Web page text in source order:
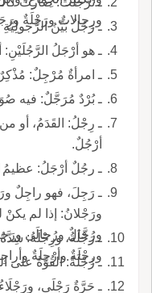
ورِجالاتٌ ورَجْلَةٌ
ـ رَجُلٌ بَيِّنُ الرُّجولِيَّةِ والرُّجْلَةِ والرُّجْلِيَّةِ والرَّجولِيَّةِ.
ـ هو أرْجَلُ الرَّجُلَيْنِ: أشَدُّهُما.
ـ امرأةٌ مُرْجِلٌ:
ـ بُرْدٌ مُرَجَّلٌ: فيه
ـ رِجْلُ: القَدَمُ، أو
أرْجُلٌ.
ـ رجُلٌ أرْجَلُ: عظيمُ الرِجْلِ.
ـ
ورُجَّالٌ ورُجالَى
ورِجْلَةٌ وأرْجِلَةٌ
ـ رَجْلَةُ، ورِجْلَةُ:
ـ رُجْلَةُ: القُوَّةُ على
ـ حَرَّةٌ رَجْلَى،